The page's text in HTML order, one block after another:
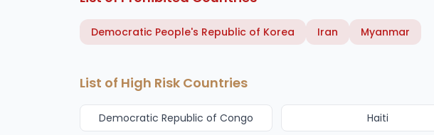
Democratic People's Republic of Korea Iran Myanmar
List of High Risk Countries
Democratic Republic of Congo Haiti